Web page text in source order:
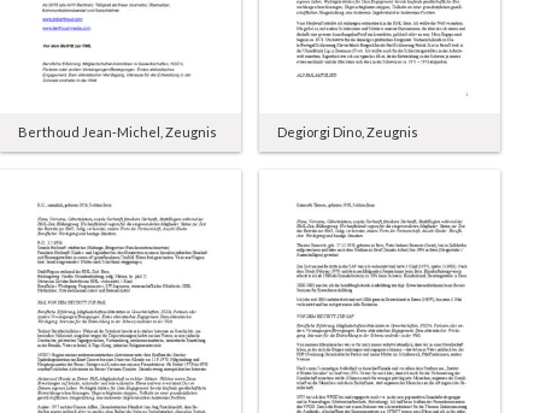
Berthoud Jean-Michel, Zeugnis Degiorgi Dino, Zeugnis